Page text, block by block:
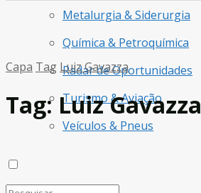
Metalurgia & Siderurgia
Química & Petroquímica
Radar de Oportunidades
Turismo & Aviação
Veículos & Pneus
Capa Tag Luiz Gavazza
Tag:Luiz Gavazza